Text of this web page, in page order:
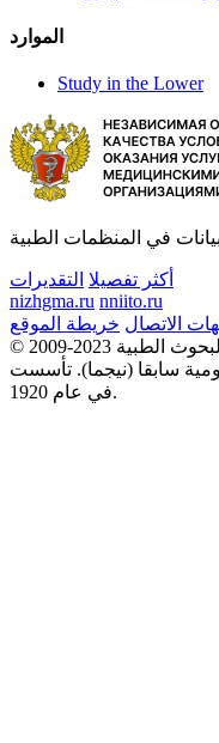
الموارد
Study in the Lower
في المنظمات الطبية
أكثر تفصيلا التقديرات
nizhgma.ru nniito.ru
الاتصال خريطة الموقع
للبحوث الطبية
سابقا (نيجما). تأسست
في عام 1920.